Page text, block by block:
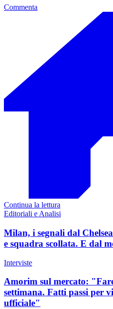
Commenta
Continua la lettura
Editoriali e Analisi
Milan, i segnali dal
e squadra scollata. E dal
Interviste
Amorim sul mercato:
settimana. Fatti passi per
ufficiale"